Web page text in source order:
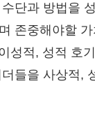
단과 방법을
존중해야할
성적, 성적 호
들을 사상적,